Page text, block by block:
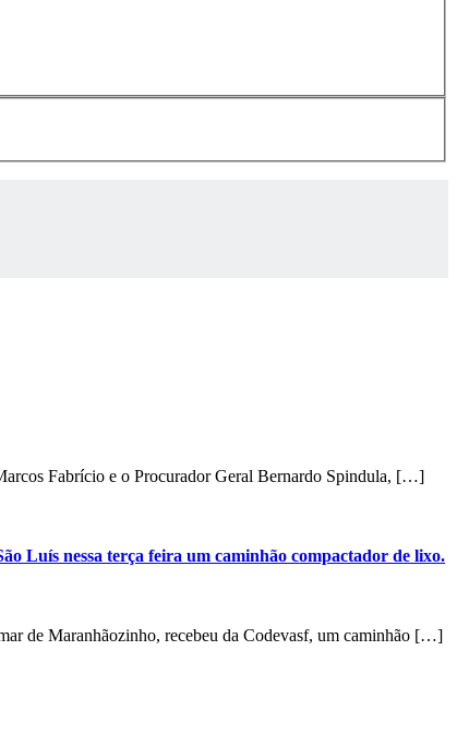
Fabrício e o Procurador Geral Bernardo Spindula, […]
Luís nessa terça feira um caminhão compactador de lixo.
de Maranhãozinho, recebeu da Codevasf, um caminhão […]